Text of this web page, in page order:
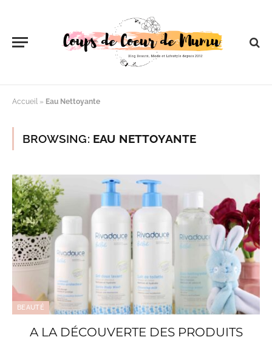
Accueil » Eau Nettoyante
BROWSING: EAU NETTOYANTE
BEAUTÉ
A LA DÉCOUVERTE DES PRODUITS